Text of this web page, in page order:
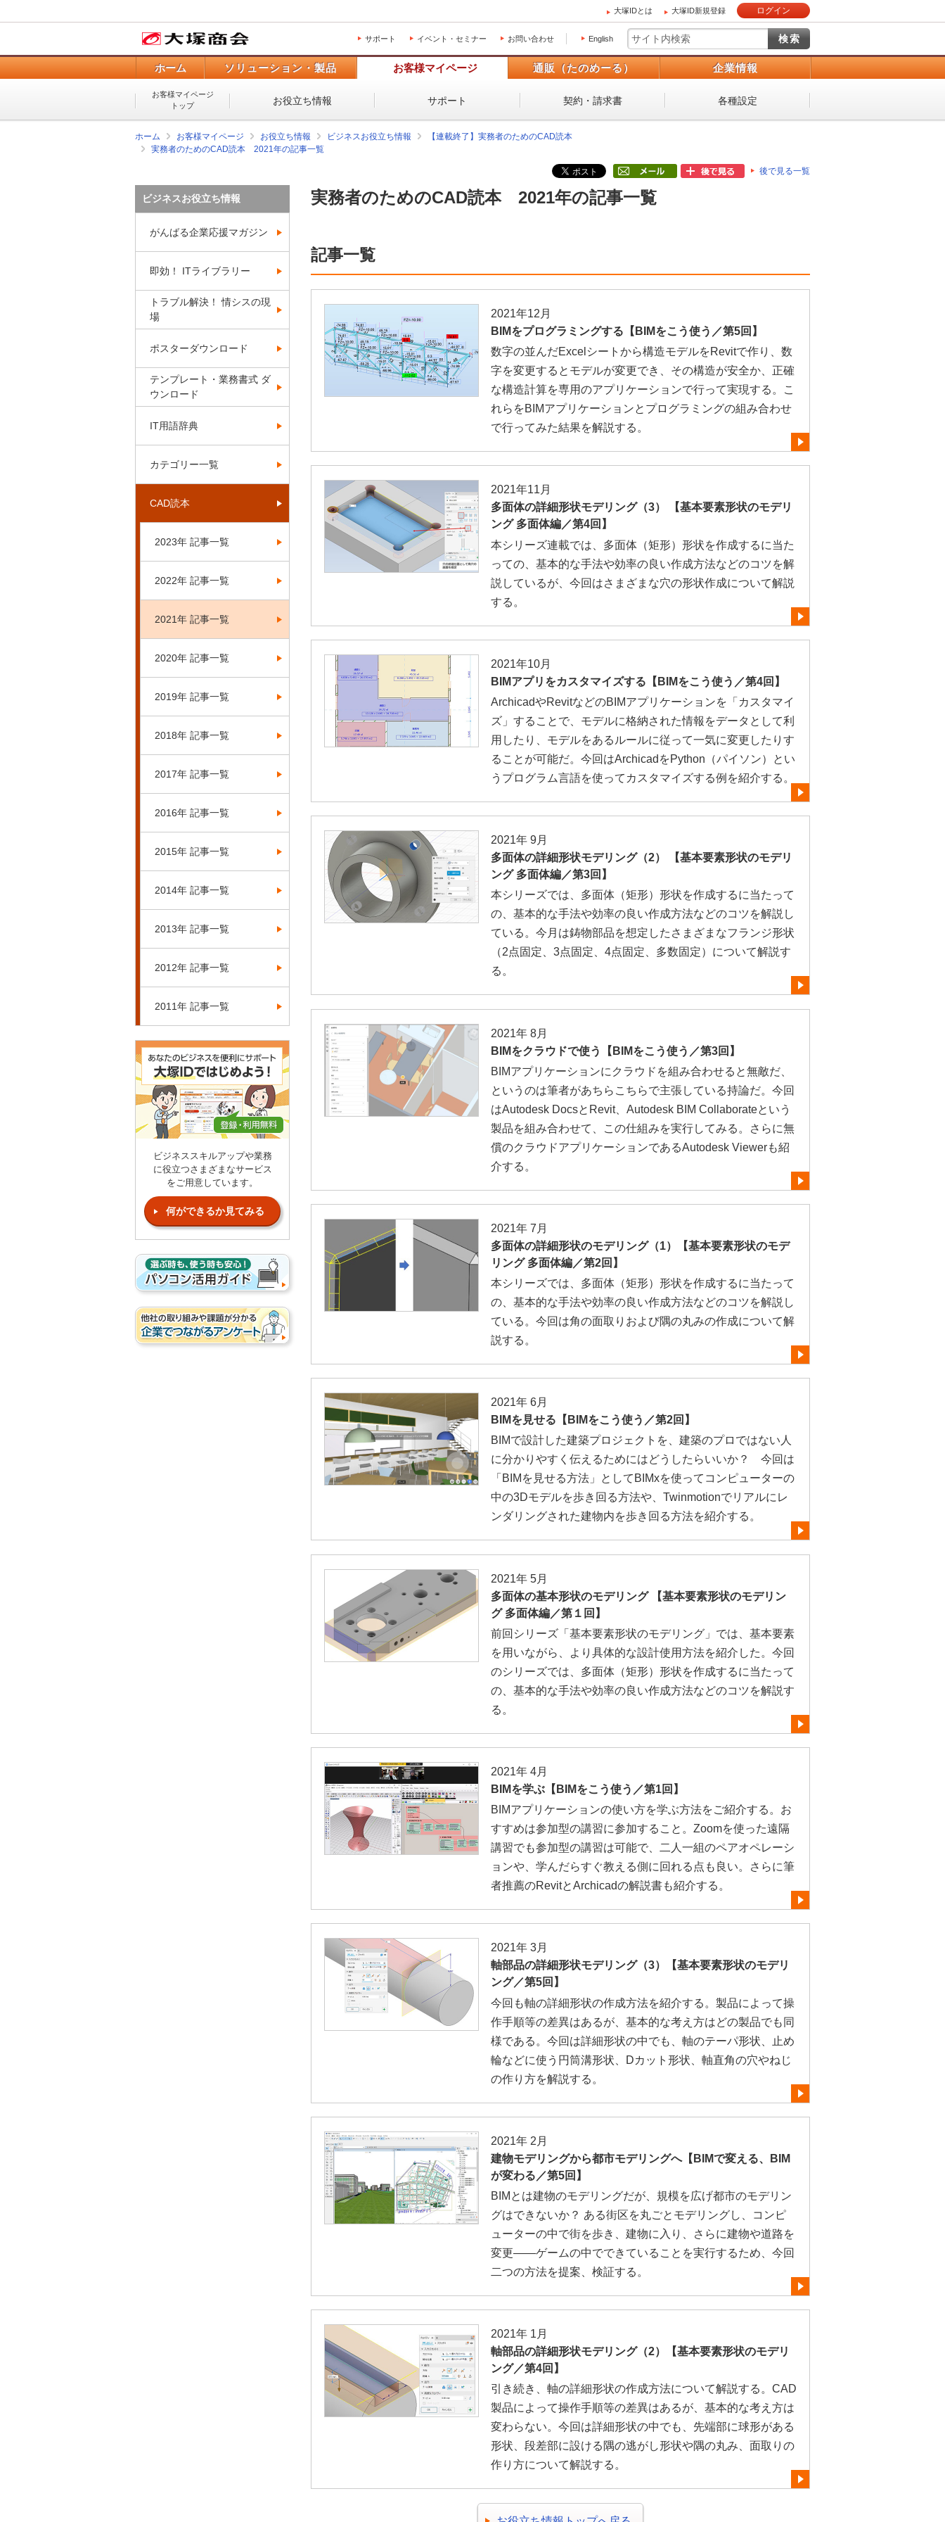
大塚IDとは 大塚ID新規登録 ログイン
サポート イベント・セミナー お問い合わせ English
ホーム ソリューション・製品 お客様マイページ 通販（たのめーる） 企業情報
お客様マイページ
トップ
お役立ち情報 サポート 契約・請求書 各種設定
ホーム お客様マイページ お役立ち情報 ビジネスお役立ち情報
【連載終了】実務者のためのCAD読本
実務者のためのCAD読本 2021年の記事一覧
後で見る一覧
実務者のためのCAD読本 2021年の記事一覧
記事一覧
2021年12月
BIMをプログラミングする【BIMをこう使う／第5回】
数字の並んだExcelシートから構造モデルをRevitで作り、数
字を変更するとモデルが変更でき、その構造が安全か、正確
な構造計算を専用のアプリケーションで行って実現する。こ
れらをBIMアプリケーションとプログラミングの組み合わせ
で行ってみた結果を解説する。
2021年11月
多面体の詳細形状モデリング（3） 【基本要素形状のモデリ
ング 多面体編／第4回】
本シリーズ連載では、多面体（矩形）形状を作成するに当た
っての、基本的な手法や効率の良い作成方法などのコツを解
説しているが、今回はさまざまな穴の形状作成について解説
する。
2021年10月
BIMアプリをカスタマイズする【BIMをこう使う／第4回】
ArchicadやRevitなどのBIMアプリケーションを「カスタマイ
ズ」することで、モデルに格納された情報をデータとして利
用したり、モデルをあるルールに従って一気に変更したりす
ることが可能だ。今回はArchicadをPython（パイソン）とい
うプログラム言語を使ってカスタマイズする例を紹介する。
2021年 9月
多面体の詳細形状モデリング（2） 【基本要素形状のモデリ
ング 多面体編／第3回】
本シリーズでは、多面体（矩形）形状を作成するに当たって
の、基本的な手法や効率の良い作成方法などのコツを解説し
ている。今月は鋳物部品を想定したさまざまなフランジ形状
（2点固定、3点固定、4点固定、多数固定）について解説す
る。
2021年 8月
BIMをクラウドで使う【BIMをこう使う／第3回】
BIMアプリケーションにクラウドを組み合わせると無敵だ、
というのは筆者があちらこちらで主張している持論だ。今回
はAutodesk DocsとRevit、Autodesk BIM Collaborateという
製品を組み合わせて、この仕組みを実行してみる。さらに無
償のクラウドアプリケーションであるAutodesk Viewerも紹
介する。
2021年 7月
多面体の詳細形状のモデリング（1）【基本要素形状のモデ
リング 多面体編／第2回】
本シリーズでは、多面体（矩形）形状を作成するに当たって
の、基本的な手法や効率の良い作成方法などのコツを解説し
ている。今回は角の面取りおよび隅の丸みの作成について解
説する。
2021年 6月
BIMを見せる【BIMをこう使う／第2回】
BIMで設計した建築プロジェクトを、建築のプロではない人
に分かりやすく伝えるためにはどうしたらいいか？ 今回は
「BIMを見せる方法」としてBIMxを使ってコンピューターの
中の3Dモデルを歩き回る方法や、Twinmotionでリアルにレ
ンダリングされた建物内を歩き回る方法を紹介する。
2021年 5月
多面体の基本形状のモデリング 【基本要素形状のモデリン
グ 多面体編／第１回】
前回シリーズ「基本要素形状のモデリング」では、基本要素
を用いながら、より具体的な設計使用方法を紹介した。今回
のシリーズでは、多面体（矩形）形状を作成するに当たって
の、基本的な手法や効率の良い作成方法などのコツを解説す
る。
2021年 4月
BIMを学ぶ【BIMをこう使う／第1回】
BIMアプリケーションの使い方を学ぶ方法をご紹介する。お
すすめは参加型の講習に参加すること。Zoomを使った遠隔
講習でも参加型の講習は可能で、二人一組のペアオペレーシ
ョンや、学んだらすぐ教える側に回れる点も良い。さらに筆
者推薦のRevitとArchicadの解説書も紹介する。
2021年 3月
軸部品の詳細形状モデリング（3）【基本要素形状のモデリ
ング／第5回】
今回も軸の詳細形状の作成方法を紹介する。製品によって操
作手順等の差異はあるが、基本的な考え方はどの製品でも同
様である。今回は詳細形状の中でも、軸のテーパ形状、止め
輪などに使う円筒溝形状、Dカット形状、軸直角の穴やねじ
の作り方を解説する。
2021年 2月
建物モデリングから都市モデリングへ【BIMで変える、BIM
が変わる／第5回】
BIMとは建物のモデリングだが、規模を広げ都市のモデリン
グはできないか？ ある街区を丸ごとモデリングし、コンピ
ューターの中で街を歩き、建物に入り、さらに建物や道路を
変更――ゲームの中でできていることを実行するため、今回
二つの方法を提案、検証する。
2021年 1月
軸部品の詳細形状モデリング（2）【基本要素形状のモデリ
ング／第4回】
引き続き、軸の詳細形状の作成方法について解説する。CAD
製品によって操作手順等の差異はあるが、基本的な考え方は
変わらない。今回は詳細形状の中でも、先端部に球形がある
形状、段差部に設ける隅の逃がし形状や隅の丸み、面取りの
作り方について解説する。
ビジネスお役立ち情報
がんばる企業応援マガジン
即効！ ITライブラリー
トラブル解決！ 情シスの現
場
ポスターダウンロード
テンプレート・業務書式 ダ
ウンロード
IT用語辞典
カテゴリー一覧
CAD読本
2023年 記事一覧
2022年 記事一覧
2021年 記事一覧
2020年 記事一覧
2019年 記事一覧
2018年 記事一覧
2017年 記事一覧
2016年 記事一覧
2015年 記事一覧
2014年 記事一覧
2013年 記事一覧
2012年 記事一覧
2011年 記事一覧
ビジネススキルアップや業務
に役立つさまざまなサービス
をご用意しています。
何ができるか見てみる